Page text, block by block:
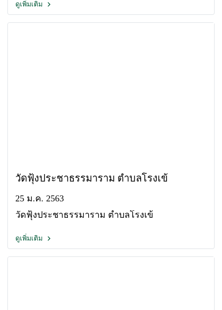
ดูเพิ่มเติม
วัดฟุ้งประชาธรรมาราม ตำบลโรงเข้
25 ม.ค. 2563
วัดฟุ้งประชาธรรมาราม ตำบลโรงเข้
ดูเพิ่มเติม